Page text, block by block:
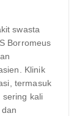
swasta
Borromeus
Klinik
termasuk
sering kali